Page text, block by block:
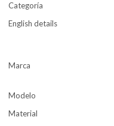
Categoría
English details
Marca
Modelo
Material